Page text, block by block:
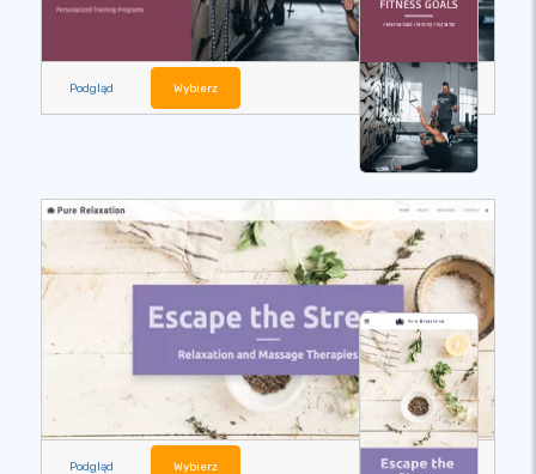
Podgląd Wybierz
Podgląd Wybierz